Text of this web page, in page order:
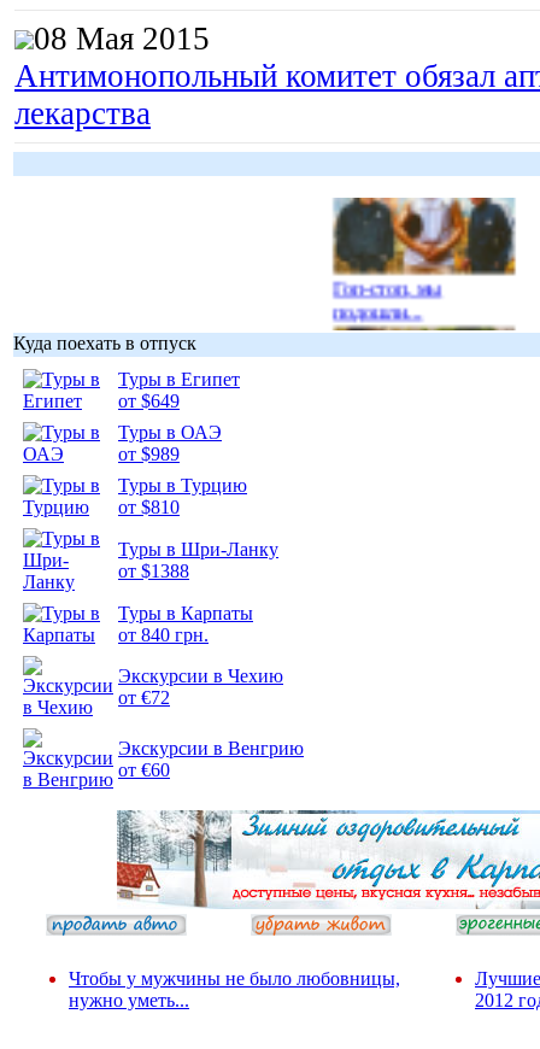
08 Мая 2015
Антимонопольный комитет обязал
лекарства
Гоп-стоп, мы
подошли...
Куда поехать в отпуск
Туры в Египет
от $649
Туры в ОАЭ
от $989
Туры в Турцию
от $810
Туры в Шри-Ланку
от $1388
Туры в Карпаты
от 840 грн.
Экскурсии в Чехию
от €72
Экскурсии в Венгрию
от €60
Чтобы у мужчины не было любовницы,
нужно уметь...
Лучшие
2012